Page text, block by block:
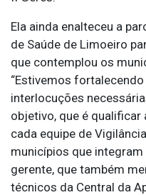
Ela ainda enalteceu a
de Saúde de Limoeiro
que contemplou os
“Estivemos
interlocuções
objetivo, que é qualificar
cada equipe de
municípios que integram
gerente, que também
técnicos da Central da